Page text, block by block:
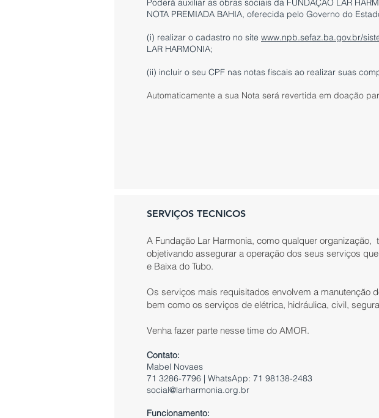
Poderá auxiliar as obras sociais da FUNDAÇÃO LAR
NOTA PREMIADA BAHIA, oferecida pelo Governo do
(i) realizar o cadastro no site www.npb.sefaz.ba.gov.br/
LAR HARMONIA;
(ii) incluir o seu CPF nas notas fiscais ao realizar suas
Automaticamente a sua Nota será revertida em doação
SERVIÇOS TECNICOS
A Fundação Lar Harmonia, como qualquer
objetivando assegurar a operação dos seus serviços
e Baixa do Tubo.
Os serviços mais requisitados envolvem a manutenção
bem como os serviços de elétrica, hidráulica, civil,
Venha fazer parte nesse time do AMOR.
Contato:
Mabel Novaes
71 3286-7796 | WhatsApp: 71 98138-2483
social@larharmonia.org.br
Funcionamento: